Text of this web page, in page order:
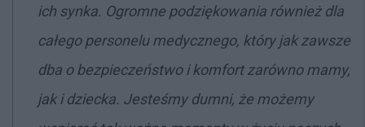
ich synka. Ogromne podziękowania również dla
całego personelu medycznego, który jak zawsze
dba o bezpieczeństwo i komfort zarówno mamy,
jak i dziecka. Jesteśmy dumni, że możemy